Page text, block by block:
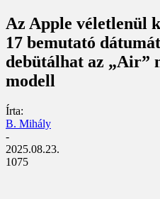
Az Apple véletlenül
17 bemutató
debütálhat az „Air”
modell
Írta:
B. Mihály
-
2025.08.23.
1075